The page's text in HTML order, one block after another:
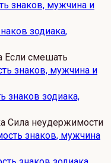
зодиака,
Если смешать
знаков зодиака,
Сила неудержимости